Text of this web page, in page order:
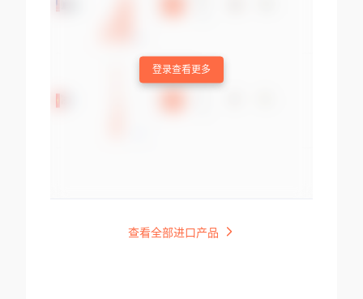
登录查看更多
查看全部进口产品